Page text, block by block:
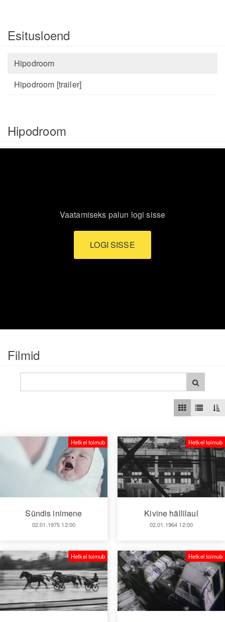
Esitusloend
Hipodroom
Hipodroom [trailer]
Hipodroom
Vaatamiseks palun logi sisse
LOGI SISSE
Filmid
Sündis inimene
02.01.1975 12:00
Hetkel toimub
Kivine hällilaul
02.01.1964 12:00
Hetkel toimub
Hetkel toimub Hetkel toimub